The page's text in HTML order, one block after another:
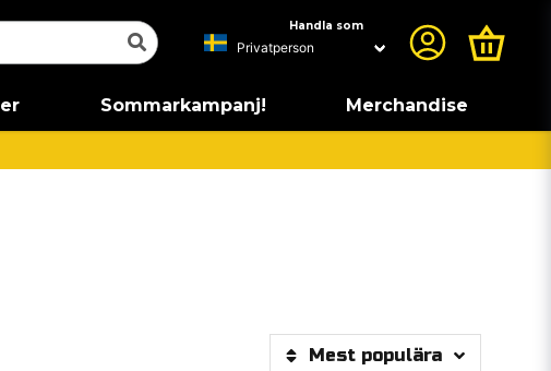
Handla som
Sommarkampanj! Merchandise
Mest populära